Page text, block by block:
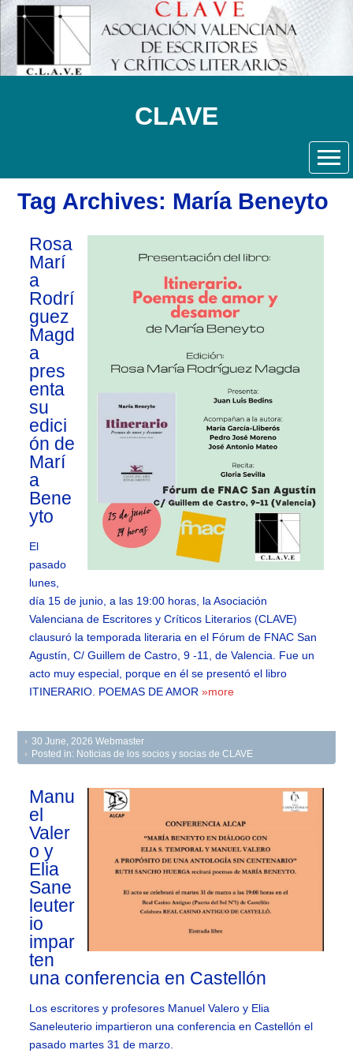
CLAVE
Tag Archives: María Beneyto
Rosa
Marí
a
Rodrí
guez
Magd
a
pres
enta
su
edici
ón de
Marí
a
Bene
yto
El
pasado
lunes,
día 15 de junio, a las 19:00 horas, la Asociación
Valenciana de Escritores y Críticos Literarios (CLAVE)
clausuró la temporada literaria en el Fórum de FNAC San
Agustín, C/ Guillem de Castro, 9 -11, de Valencia. Fue un
acto muy especial, porque en él se presentó el libro
ITINERARIO. POEMAS DE AMOR»more
30 June, 2026 Webmaster
Posted in: Noticias de los socios y socias de CLAVE
Manu
el
Valer
o y
Elia
Sane
leuter
io
impar
ten
una conferencia en Castellón
Los escritores y profesores Manuel Valero y Elia
Saneleuterio impartieron una conferencia en Castellón el
pasado martes 31 de marzo.